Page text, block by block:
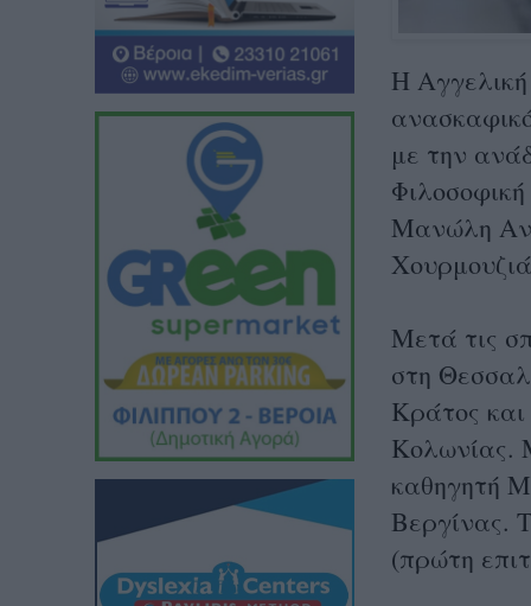
Η
με την
Μανώλη
Μετά τις
στη
Κράτος και
Κολωνίας.
καθηγητή
Βεργίνας.
(πρώτη